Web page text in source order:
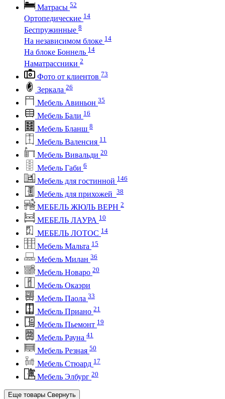
Матрасы 52
Ортопедические 14
Беспружинные 8
На независимом блоке 14
На блоке Боннель 14
Наматрассники 2
Фото от клиентов 73
Зеркала 26
Мебель Авиньон 35
Мебель Бали 16
Мебель Бланш 8
Мебель Валенсия 11
Мебель Вивальди 20
Мебель Габи 6
Мебель для гостинной 146
Мебель для прихожей 38
МЕБЕЛЬ ЖЮЛЬ ВЕРН 2
МЕБЕЛЬ ЛАУРА 10
МЕБЕЛЬ ЛОТОС 14
Мебель Мальта 15
Мебель Милан 36
Мебель Новаро 20
Мебель Окаэри
Мебель Паола 33
Мебель Приано 21
Мебель Пьемонт 19
Мебель Рауна 41
Мебель Резная 50
Мебель Стюард 17
Мебель Элбург 20
Еще товары Свернуть